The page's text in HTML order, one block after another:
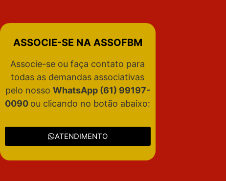
ASSOCIE-SE NA ASSOFBM
Associe-se ou faça contato para
todas as demandas associativas
pelo nosso WhatsApp (61) 99197-
0090 ou clicando no botão abaixo:
ATENDIMENTO